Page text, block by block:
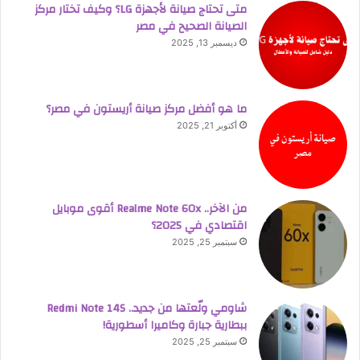
متى تحتاج صيانة لأجهزة LG؟ وكيف تختار مركز
الصيانة الصحيح في مصر
ديسمبر 13, 2025
ما هو أفضل مركز صيانة أريستون في مصر؟
أكتوبر 21, 2025
من الآخر.. Realme Note 60x أقوى موبايل
اقتصادي في 2025؟
سبتمبر 25, 2025
شاومي ولّعتها من جديد.. Redmi Note 14S
ببطارية جبارة وكاميرا أسطورية!
سبتمبر 25, 2025